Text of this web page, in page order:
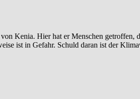
Kenia. Hier hat er Menschen getroffen,
ist in Gefahr. Schuld daran ist der